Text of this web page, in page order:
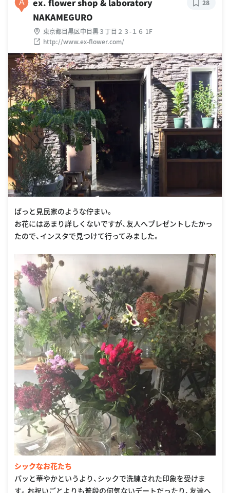
A
NAKAMEGURO
東京都目黒区中目黒３丁目２３-１６ 1F
http://www.ex-flower.com/
28
ぱっと見民家のような佇まい。
お花にはあまり詳しくないですが、友人へプレゼントしたかっ
たので、インスタで見つけて行ってみました。
シックなお花たち
パッと華やかというより、シックで洗練された印象を受けま
す。お祝いごとよりも普段の何気ないデートだったり、友達へ